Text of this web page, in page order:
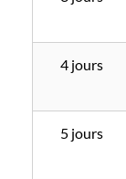
4 jours
5 jours